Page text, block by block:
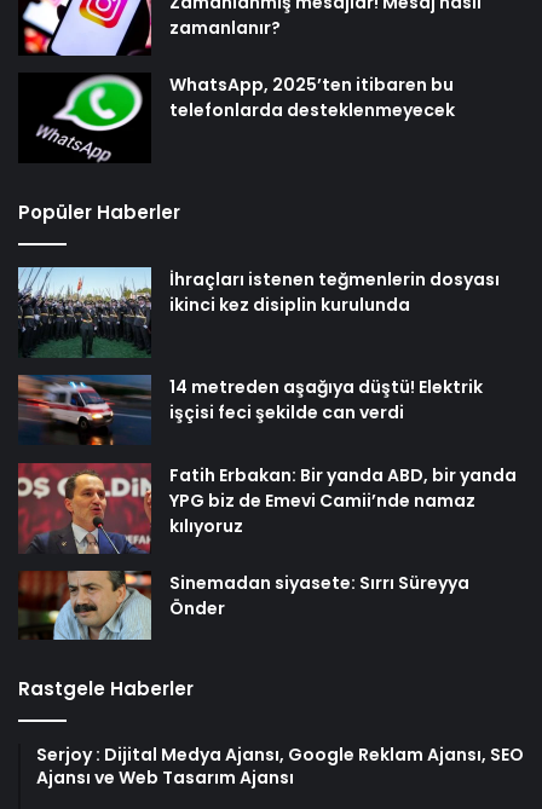
zamanlanır?
WhatsApp, 2025’ten itibaren bu
telefonlarda desteklenmeyecek
Popüler Haberler
İhraçları istenen teğmenlerin dosyası
ikinci kez disiplin kurulunda
14 metreden aşağıya düştü! Elektrik
işçisi feci şekilde can verdi
Fatih Erbakan: Bir yanda ABD, bir yanda
YPG biz de Emevi Camii’nde namaz
kılıyoruz
Sinemadan siyasete: Sırrı Süreyya
Önder
Rastgele Haberler
Serjoy : Dijital Medya Ajansı, Google Reklam Ajansı, SEO
Ajansı ve Web Tasarım Ajansı